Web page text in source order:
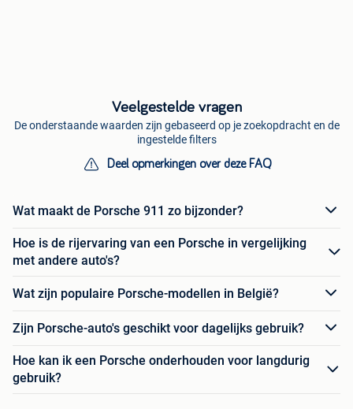
Veelgestelde vragen
De onderstaande waarden zijn gebaseerd op je zoekopdracht en de
ingestelde filters
Deel opmerkingen over deze FAQ
Wat maakt de Porsche 911 zo bijzonder?
Hoe is de rijervaring van een Porsche in vergelijking
met andere auto's?
Wat zijn populaire Porsche-modellen in België?
Zijn Porsche-auto's geschikt voor dagelijks gebruik?
Hoe kan ik een Porsche onderhouden voor langdurig
gebruik?